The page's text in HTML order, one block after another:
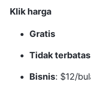
Klik harga
Gratis
Tidak terbatas
Bisnis: $12/